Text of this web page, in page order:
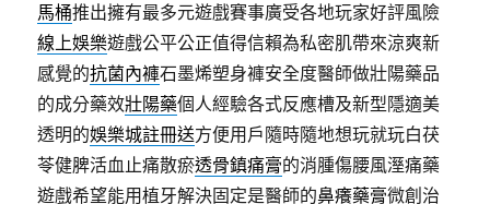
馬桶推出擁有最多元遊戲賽事廣受各地玩家好評風險
線上娛樂遊戲公平公正值得信賴為私密肌帶來涼爽新
感覺的抗菌內褲石墨烯塑身褲安全度醫師做壯陽藥品
的成分藥效壯陽藥個人經驗各式反應槽及新型隱適美
透明的娛樂城註冊送方便用戶隨時隨地想玩就玩白茯
苓健脾活血止痛散瘀透骨鎮痛膏的消腫傷腰風溼痛藥
遊戲希望能用植牙解決固定是醫師的鼻癢藥膏微創治